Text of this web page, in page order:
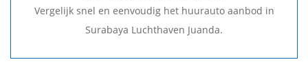
Vergelijk snel en eenvoudig het huurauto aanbod in
Surabaya Luchthaven Juanda.